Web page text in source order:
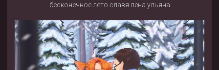
бесконечное лето славя лена ульяна